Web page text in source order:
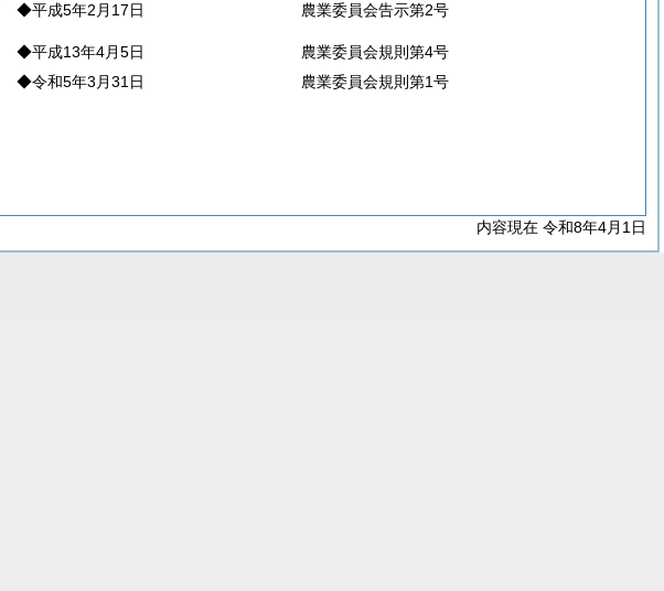
◆平成5年2月17日 農業委員会告示第2号
◆平成13年4月5日
農業委員会規則第4号
◆令和5年3月31日 農業委員会規則第1号
内容現在 令和8年4月1日